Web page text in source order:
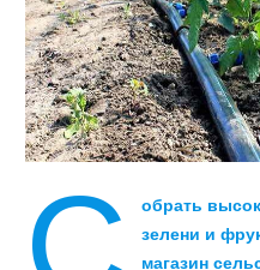
обрать
зелени и
магазин